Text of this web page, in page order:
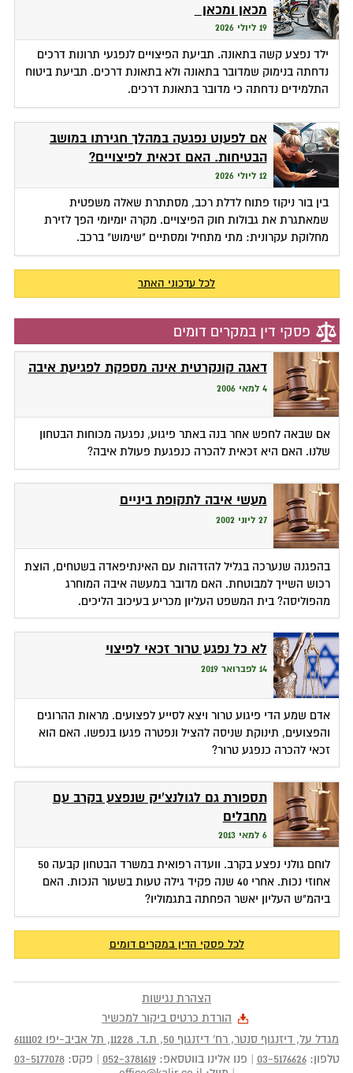
מכאן ומכאן
19 ליולי 2026
ילד נפצע קשה בתאונה. תביעת הפיצויים לנפגעי תרונות דרכים
נדחתה בנימוק שמדובר בתאונה ולא בתאונת דרכים. תביעת ביטוח
התלמידים נדחתה כי מדובר בתאונת דרכים.
אם לפעוט נפגעה במהלך חגירתו במושב
הבטיחות. האם זכאית לפיצויים?
12 ליולי 2026
בין בור ניקוז פתוח לדלת רכב, מסתתרת שאלה משפטית
שמאתגרת את גבולות חוק הפיצויים. מקרה יומיומי הפך לזירת
מחלוקת עקרונית: מתי מתחיל ומסתיים "שימוש" ברכב.
לכל עדכוני האתר
פסקי דין במקרים דומים
דאגה קונקרטית אינה מספקת לפגיעת איבה
4 למאי 2006
אם שבאה לחפש אחר בנה באתר פיגוע, נפגעה מכוחות הבטחון
שלנו. האם היא זכאית להכרה כנפגעת פעולת איבה?
מעשי איבה לתקופת ביניים
27 ליוני 2002
בהפגנה שנערכה בגליל להזדהות עם האינתיפאדה בשטחים, הוצת
רכוש השייך למבוטחת. האם מדובר במעשה איבה המוחרג
מהפוליסה? בית המשפט העליון מכריע בעיכוב הליכים.
לא כל נפגע טרור זכאי לפיצוי
14 לפברואר 2019
אדם שמע הדי פיגוע טרור ויצא לסייע לפצועים. מראות ההרוגים
והפצועים, תינוקת שניסה להציל ונפטרה פגעו בנפשו. האם הוא
זכאי להכרה כנפגע טרור?
תספורת גם לגולנצ'יק שנפצע בקרב עם
מחבלים
6 למאי 2013
לוחם גולני נפצע בקרב. וועדה רפואית במשרד הבטחון קבעה 50
אחוזי נכות. אחרי 40 שנה פקיד גילה טעות בשעור הנכות. האם
ביהמ"ש העליון יאשר הפחתה בתגמוליו?
לכל פסקי הדין במקרים דומים
הצהרת נגישות
הורדת כרטיס ביקור למכשיר
מגדל על, דיזנגוף סנטר, רח' דיזנגוף 50
, ת.ד. 11228
, תל אביב-יפו 6111102
טלפון:03-5176626 פנו אלינו בווטסאפ:052-3781619 פקס:03-5177078